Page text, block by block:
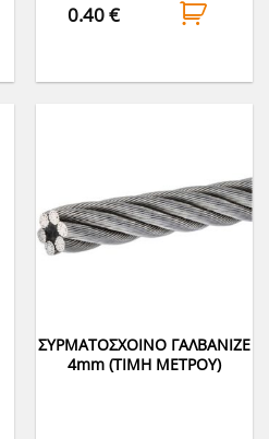
0.40€
ΣΥΡΜΑΤΟΣΧΟΙΝΟ ΓΑΛΒΑΝΙΖΕ
4mm (ΤΙΜΗ ΜΕΤΡΟΥ)